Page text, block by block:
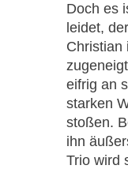
Doch es
leidet,
Christian
eifrig an
starken
stoßen.
ihn
Trio wird